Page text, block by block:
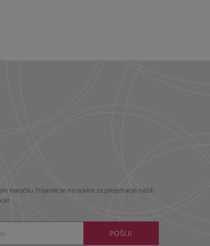
naročilu. Prijavite se na novice za prejemanje naših